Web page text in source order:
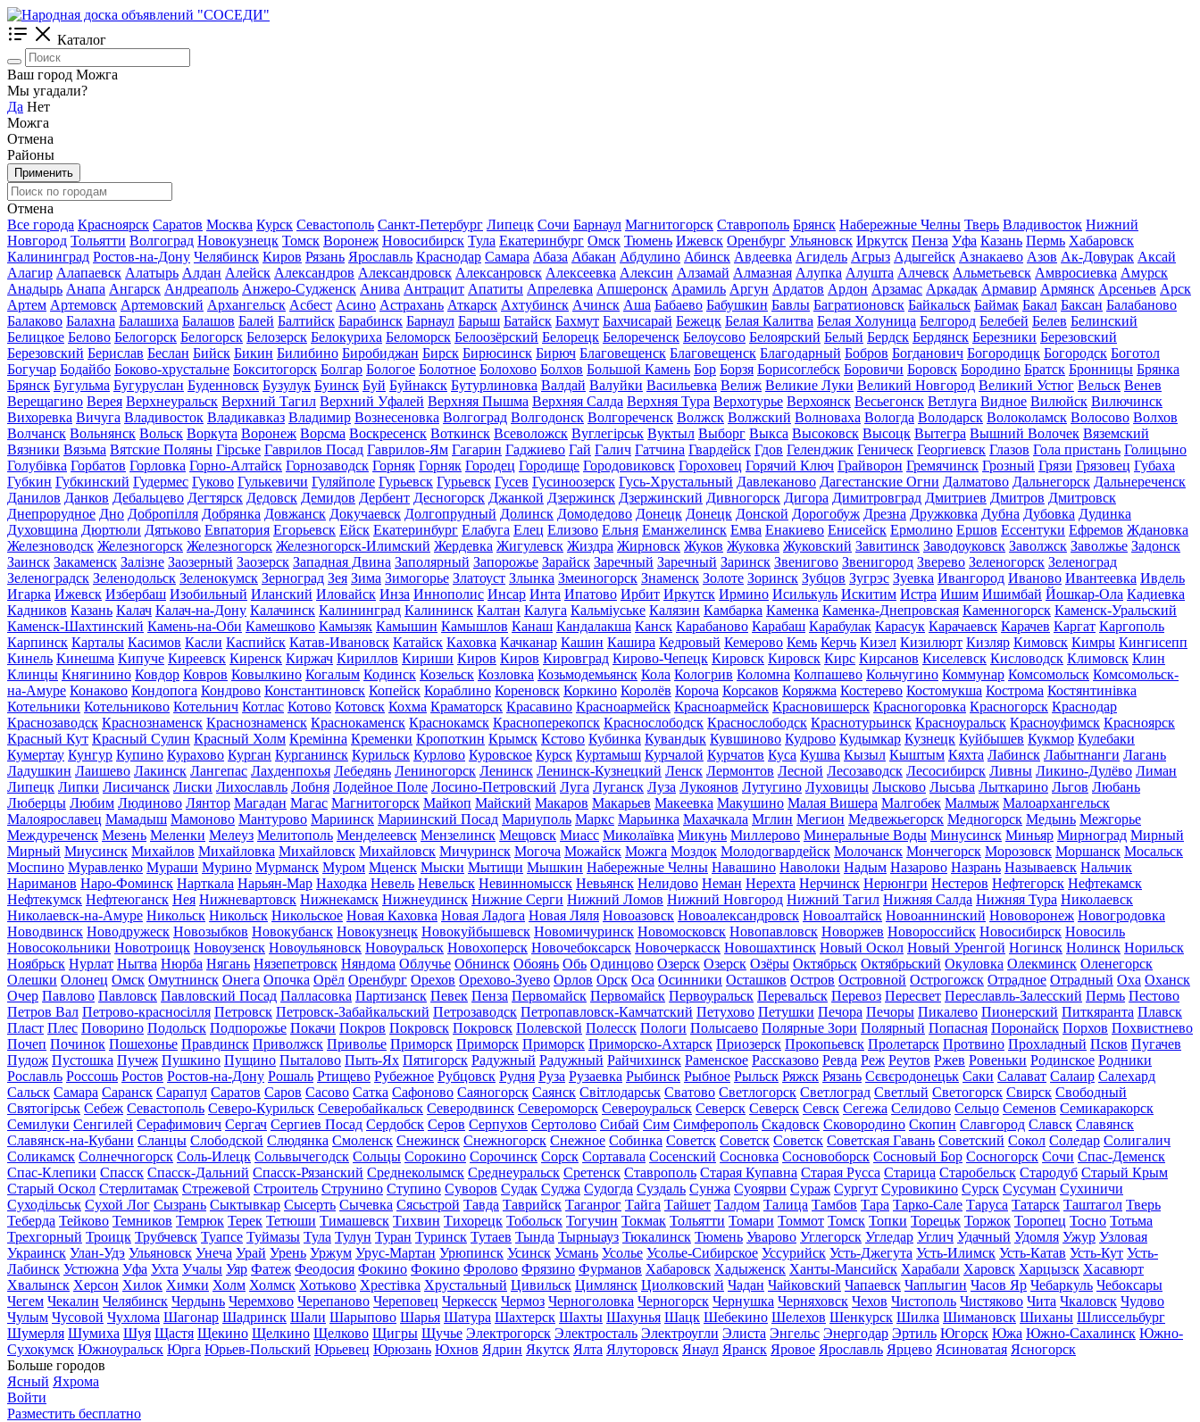
Каталог
Ваш город Можга
Мы угадали?
Да Нет
Можга
Отмена
Районы
Применить
Отмена
Все города Красноярск Саратов Москва Курск Севастополь Санкт-Петербург Липецк Сочи Барнаул Магнитогорск Ставрополь Брянск Набережные Челны Тверь Владивосток Нижний
Новгород Тольятти Волгоград Новокузнецк Томск Воронеж Новосибирск Тула Екатеринбург Омск Тюмень Ижевск Оренбург Ульяновск Иркутск Пенза Уфа Казань Пермь Хабаровск
Калининград Ростов-на-Дону Челябинск Киров Рязань Ярославль Краснодар Самара Абаза Абакан Абдулино Абинск Авдеевка Агидель Агрыз Адыгейск Азнакаево Азов Ак-Довурак Аксай
Алагир Алапаевск Алатырь Алдан Алейск Александров Александровск Алексанровск Алексеевка Алексин Алзамай Алмазная Алупка Алушта Алчевск Альметьевск Амвросиевка Амурск
Анадырь Анапа Ангарск Андреаполь Анжеро-Судженск Анива Антрацит Апатиты Апрелевка Апшеронск Арамиль Аргун Ардатов Ардон Арзамас Аркадак Армавир Армянск Арсеньев Арск
Артем Артемовск Артемовский Архангельск Асбест Асино Астрахань Аткарск Ахтубинск Ачинск Аша Бабаево Бабушкин Бавлы Багратионовск Байкальск Баймак Бакал Баксан Балабаново
Балаково Балахна Балашиха Балашов Балей Балтийск Барабинск Барнаул Барыш Батайск Бахмут Бахчисарай Бежецк Белая Калитва Белая Холуница Белгород Белебей Белев Белинский
Белицкое Белово Белогорск Белогорск Белозерск Белокуриха Беломорск Белоозёрский Белорецк Белореченск Белоусово Белоярский Белый Бердск Бердянск Березники Березовский
Березовский Берислав Беслан Бийск Бикин Билибино Биробиджан Бирск Бирюсинск Бирюч Благовещенск Благовещенск Благодарный Бобров Богданович Богородицк Богородск Боготол
Богучар Бодайбо Боково-хрустальне Бокситогорск Болгар Бологое Болотное Болохово Болхов Большой Камень Бор Борзя Борисоглебск Боровичи Боровск Бородино Братск Бронницы Брянка
Брянск Бугульма Бугуруслан Буденновск Бузулук Буинск Буй Буйнакск Бутурлиновка Валдай Валуйки Васильевка Велиж Великие Луки Великий Новгород Великий Устюг Вельск Венев
Верещагино Верея Верхнеуральск Верхний Тагил Верхний Уфалей Верхняя Пышма Верхняя Салда Верхняя Тура Верхотурье Верхоянск Весьегонск Ветлуга Видное Вилюйск Вилючинск
Вихоревка Вичуга Владивосток Владикавказ Владимир Вознесеновка Волгоград Волгодонск Волгореченск Волжск Волжский Волноваха Вологда Володарск Волоколамск Волосово Волхов
Волчанск Вольнянск Вольск Воркута Воронеж Ворсма Воскресенск Воткинск Всеволожск Вуглегірськ Вуктыл Выборг Выкса Высоковск Высоцк Вытегра Вышний Волочек Вяземский
Вязники Вязьма Вятские Поляны Гірське Гаврилов Посад Гаврилов-Ям Гагарин Гаджиево Гай Галич Гатчина Гвардейск Гдов Геленджик Геническ Георгиевск Глазов Гола пристань Голицыно
Голубівка Горбатов Горловка Горно-Алтайск Горнозаводск Горняк Горняк Городец Городище Городовиковск Гороховец Горячий Ключ Грайворон Гремячинск Грозный Грязи Грязовец Губаха
Губкин Губкинский Гудермес Гуково Гулькевичи Гуляйполе Гурьевск Гурьевск Гусев Гусиноозерск Гусь-Хрустальный Давлеканово Дагестанские Огни Далматово Дальнегорск Дальнереченск
Данилов Данков Дебальцево Дегтярск Дедовск Демидов Дербент Десногорск Джанкой Дзержинск Дзержинский Дивногорск Дигора Димитровград Дмитриев Дмитров Дмитровск
Днепрорудное Дно Добропілля Добрянка Довжанск Докучаевск Долгопрудный Долинск Домодедово Донецк Донецк Донской Дорогобуж Дрезна Дружковка Дубна Дубовка Дудинка
Духовщина Дюртюли Дятьково Евпатория Егорьевск Ейск Екатеринбург Елабуга Елец Елизово Ельня Еманжелинск Емва Енакиево Енисейск Ермолино Ершов Ессентуки Ефремов Ждановка
Железноводск Железногорск Железногорск Железногорск-Илимский Жердевка Жигулевск Жиздра Жирновск Жуков Жуковка Жуковский Завитинск Заводоуковск Заволжск Заволжье Задонск
Заинск Закаменск Залізне Заозерный Заозерск Западная Двина Заполярный Запорожье Зарайск Заречный Заречный Заринск Звенигово Звенигород Зверево Зеленогорск Зеленоград
Зеленоградск Зеленодольск Зеленокумск Зерноград Зея Зима Зимогорье Златоуст Злынка Змеиногорск Знаменск Золоте Зоринск Зубцов Зугрэс Зуевка Ивангород Иваново Ивантеевка Ивдель
Игарка Ижевск Избербаш Изобильный Иланский Иловайск Инза Иннополис Инсар Инта Ипатово Ирбит Иркутск Ирмино Исилькуль Искитим Истра Ишим Ишимбай Йошкар-Ола Кадиевка
Кадников Казань Калач Калач-на-Дону Калачинск Калининград Калининск Калтан Калуга Кальміуське Калязин Камбарка Каменка Каменка-Днепровская Каменногорск Каменск-Уральский
Каменск-Шахтинский Камень-на-Оби Камешково Камызяк Камышин Камышлов Канаш Кандалакша Канск Карабаново Карабаш Карабулак Карасук Карачаевск Карачев Каргат Каргополь
Карпинск Карталы Касимов Касли Каспийск Катав-Ивановск Катайск Каховка Качканар Кашин Кашира Кедровый Кемерово Кемь Керчь Кизел Кизилюрт Кизляр Кимовск Кимры Кингисепп
Кинель Кинешма Кипуче Киреевск Киренск Киржач Кириллов Кириши Киров Киров Кировград Кирово-Чепецк Кировск Кировск Кирс Кирсанов Киселевск Кисловодск Климовск Клин
Клинцы Княгинино Ковдор Ковров Ковылкино Когалым Кодинск Козельск Козловка Козьмодемьянск Кола Кологрив Коломна Колпашево Кольчугино Коммунар Комсомольск Комсомольск-
на-Амуре Конаково Кондопога Кондрово Константиновск Копейск Кораблино Кореновск Коркино Королёв Короча Корсаков Коряжма Костерево Костомукша Кострома Костянтинівка
Котельники Котельниково Котельнич Котлас Котово Котовск Кохма Краматорск Красавино Красноармейск Красноармейск Красновишерск Красногоровка Красногорск Краснодар
Краснозаводск Краснознаменск Краснознаменск Краснокаменск Краснокамск Красноперекопск Краснослободск Краснослободск Краснотурьинск Красноуральск Красноуфимск Красноярск
Красный Кут Красный Сулин Красный Холм Кремінна Кременки Кропоткин Крымск Кстово Кубинка Кувандык Кувшиново Кудрово Кудымкар Кузнецк Куйбышев Кукмор Кулебаки
Кумертау Кунгур Купино Курахово Курган Курганинск Курильск Курлово Куровское Курск Куртамыш Курчалой Курчатов Куса Кушва Кызыл Кыштым Кяхта Лабинск Лабытнанги Лагань
Ладушкин Лаишево Лакинск Лангепас Лахденпохья Лебедянь Лениногорск Ленинск Ленинск-Кузнецкий Ленск Лермонтов Лесной Лесозаводск Лесосибирск Ливны Ликино-Дулёво Лиман
Липецк Липки Лисичанск Лиски Лихославль Лобня Лодейное Поле Лосино-Петровский Луга Луганск Луза Лукоянов Лутугино Луховицы Лысково Лысьва Лыткарино Льгов Любань
Люберцы Любим Людиново Лянтор Магадан Магас Магнитогорск Майкоп Майский Макаров Макарьев Макеевка Макушино Малая Вишера Малгобек Малмыж Малоархангельск
Малоярославец Мамадыш Мамоново Мантурово Мариинск Мариинский Посад Мариуполь Маркс Марьинка Махачкала Мглин Мегион Медвежьегорск Медногорск Медынь Межгорье
Междуреченск Мезень Меленки Мелеуз Мелитополь Менделеевск Мензелинск Мещовск Миасс Миколаївка Микунь Миллерово Минеральные Воды Минусинск Миньяр Мирноград Мирный
Мирный Миусинск Михайлов Михайловка Михайловск Михайловск Мичуринск Могоча Можайск Можга Моздок Молодогвардейск Молочанск Мончегорск Морозовск Моршанск Мосальск
Моспино Муравленко Мураши Мурино Мурманск Муром Мценск Мыски Мытищи Мышкин Набережные Челны Навашино Наволоки Надым Назарово Назрань Называевск Нальчик
Нариманов Наро-Фоминск Нарткала Нарьян-Мар Находка Невель Невельск Невинномысск Невьянск Нелидово Неман Нерехта Нерчинск Нерюнгри Нестеров Нефтегорск Нефтекамск
Нефтекумск Нефтеюганск Нея Нижневартовск Нижнекамск Нижнеудинск Нижние Серги Нижний Ломов Нижний Новгород Нижний Тагил Нижняя Салда Нижняя Тура Николаевск
Николаевск-на-Амуре Никольск Никольск Никольское Новая Каховка Новая Ладога Новая Ляля Новоазовск Новоалександровск Новоалтайск Новоаннинский Нововоронеж Новогродовка
Новодвинск Новодружеск Новозыбков Новокубанск Новокузнецк Новокуйбышевск Новомичуринск Новомосковск Новопавловск Новоржев Новороссийск Новосибирск Новосиль
Новосокольники Новотроицк Новоузенск Новоульяновск Новоуральск Новохоперск Новочебоксарск Новочеркасск Новошахтинск Новый Оскол Новый Уренгой Ногинск Нолинск Норильск
Ноябрьск Нурлат Нытва Нюрба Нягань Нязепетровск Няндома Облучье Обнинск Обоянь Обь Одинцово Озерск Озерск Озёры Октябрьск Октябрьский Окуловка Олекминск Оленегорск
Олешки Олонец Омск Омутнинск Онега Опочка Орёл Оренбург Орехов Орехово-Зуево Орлов Орск Оса Осинники Осташков Остров Островной Острогожск Отрадное Отрадный Оха Оханск
Очер Павлово Павловск Павловский Посад Палласовка Партизанск Певек Пенза Первомайск Первомайск Первоуральск Перевальск Перевоз Пересвет Переславль-Залесский Пермь Пестово
Петров Вал Петрово-красносілля Петровск Петровск-Забайкальский Петрозаводск Петропавловск-Камчатский Петухово Петушки Печора Печоры Пикалево Пионерский Питкяранта Плавск
Пласт Плес Поворино Подольск Подпорожье Покачи Покров Покровск Покровск Полевской Полесск Пологи Полысаево Полярные Зори Полярный Попасная Поронайск Порхов Похвистнево
Почеп Починок Пошехонье Правдинск Приволжск Приволье Приморск Приморск Приморск Приморско-Ахтарск Приозерск Прокопьевск Пролетарск Протвино Прохладный Псков Пугачев
Пудож Пустошка Пучеж Пушкино Пущино Пыталово Пыть-Ях Пятигорск Радужный Радужный Райчихинск Раменское Рассказово Ревда Реж Реутов Ржев Ровеньки Родинское Родники
Рославль Россошь Ростов Ростов-на-Дону Рошаль Ртищево Рубежное Рубцовск Рудня Руза Рузаевка Рыбинск Рыбное Рыльск Ряжск Рязань Сєвєродонецьк Саки Салават Салаир Салехард
Сальск Самара Саранск Сарапул Саратов Саров Сасово Сатка Сафоново Саяногорск Саянск Світлодарськ Сватово Светлогорск Светлоград Светлый Светогорск Свирск Свободный
Святогірськ Себеж Севастополь Северо-Курильск Северобайкальск Северодвинск Североморск Североуральск Северск Северск Севск Сегежа Селидово Сельцо Семенов Семикаракорск
Семилуки Сенгилей Серафимович Сергач Сергиев Посад Сердобск Серов Серпухов Сертолово Сибай Сим Симферополь Скадовск Сковородино Скопин Славгород Славск Славянск
Славянск-на-Кубани Сланцы Слободской Слюдянка Смоленск Снежинск Снежногорск Снежное Собинка Советск Советск Советск Советская Гавань Советский Сокол Соледар Солигалич
Соликамск Солнечногорск Соль-Илецк Сольвычегодск Сольцы Сорокино Сорочинск Сорск Сортавала Сосенский Сосновка Сосновоборск Сосновый Бор Сосногорск Сочи Спас-Деменск
Спас-Клепики Спасск Спасск-Дальний Спасск-Рязанский Среднеколымск Среднеуральск Сретенск Ставрополь Старая Купавна Старая Русса Старица Старобельск Стародуб Старый Крым
Старый Оскол Стерлитамак Стрежевой Строитель Струнино Ступино Суворов Судак Суджа Судогда Суздаль Сунжа Суоярви Сураж Сургут Суровикино Сурск Сусуман Сухиничи
Суходільськ Сухой Лог Сызрань Сыктывкар Сысерть Сычевка Сясьстрой Тавда Таврийск Таганрог Тайга Тайшет Талдом Талица Тамбов Тара Тарко-Сале Таруса Татарск Таштагол Тверь
Теберда Тейково Темников Темрюк Терек Тетюши Тимашевск Тихвин Тихорецк Тобольск Тогучин Токмак Тольятти Томари Томмот Томск Топки Торецьк Торжок Торопец Тосно Тотьма
Трехгорный Троицк Трубчевск Туапсе Туймазы Тула Тулун Туран Туринск Тутаев Тында Тырныауз Тюкалинск Тюмень Уварово Углегорск Угледар Углич Удачный Удомля Ужур Узловая
Украинск Улан-Удэ Ульяновск Унеча Урай Урень Уржум Урус-Мартан Урюпинск Усинск Усмань Усолье Усолье-Сибирское Уссурийск Усть-Джегута Усть-Илимск Усть-Катав Усть-Кут Усть-
Лабинск Устюжна Уфа Ухта Учалы Уяр Фатеж Феодосия Фокино Фокино Фролово Фрязино Фурманов Хабаровск Хадыженск Ханты-Мансийск Харабали Харовск Харцызск Хасавюрт
Хвалынск Херсон Хилок Химки Холм Холмск Хотьково Хрестівка Хрустальный Цивильск Цимлянск Циолковский Чадан Чайковский Чапаевск Чаплыгин Часов Яр Чебаркуль Чебоксары
Чегем Чекалин Челябинск Чердынь Черемхово Черепаново Череповец Черкесск Чермоз Черноголовка Черногорск Чернушка Черняховск Чехов Чистополь Чистяково Чита Чкаловск Чудово
Чулым Чусовой Чухлома Шагонар Шадринск Шали Шарыпово Шарья Шатура Шахтерск Шахты Шахунья Шацк Шебекино Шелехов Шенкурск Шилка Шимановск Шиханы Шлиссельбург
Шумерля Шумиха Шуя Щастя Щекино Щелкино Щелково Щигры Щучье Электрогорск Электросталь Электроугли Элиста Энгельс Энергодар Эртиль Югорск Южа Южно-Сахалинск Южно-
Сухокумск Южноуральск Юрга Юрьев-Польский Юрьевец Юрюзань Юхнов Ядрин Якутск Ялта Ялуторовск Янаул Яранск Яровое Ярославль Ярцево Ясиноватая Ясногорск
Больше городов
Ясный Яхрома
Войти
Разместить бесплатно